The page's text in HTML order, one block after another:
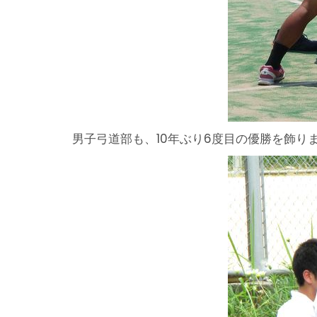
男子弓道部も、10年ぶり6度目の優勝を飾り